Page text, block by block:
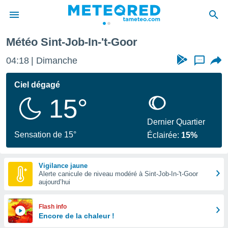
de
Météo Sint-Job-In-'t-Goor
04:18 Dimanche ...
Ciel dégagé
15°
Sensation de 15°
Dernier Quartier
Éclairée: 15%
Vigilance jaune
Alerte canicule de niveau modéré à Sint-Job-In-'t-Goor
aujourd’hui
Flash info
Encore de la chaleur !